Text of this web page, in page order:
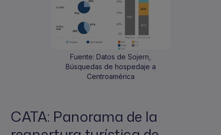
Fuente: Datos de Sojern,
Búsquedas de hospedaje a
Centroamérica
CATA: Panorama de la